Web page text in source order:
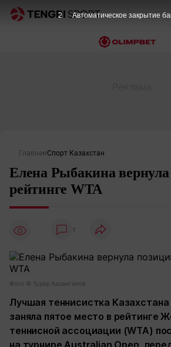
Главная Спорт Казахстан
Елена Рыбакина
рейтинге WTA
1
Фото ©️ Турар Казангапов
Лучшая теннисистка
заняла пятое место в рейтинге
теннисной ассоциации (WTA)
на турнире Australian Open,
1 Автоматическое закрытие